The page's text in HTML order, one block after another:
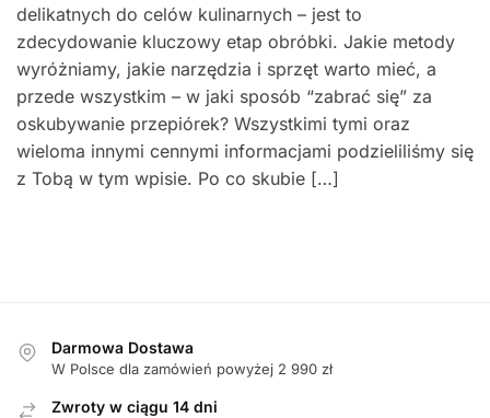
delikatnych do celów kulinarnych – jest to
zdecydowanie kluczowy etap obróbki. Jakie metody
wyróżniamy, jakie narzędzia i sprzęt warto mieć, a
przede wszystkim – w jaki sposób “zabrać się” za
oskubywanie przepiórek? Wszystkimi tymi oraz
wieloma innymi cennymi informacjami podzieliliśmy się
z Tobą w tym wpisie. Po co skubie […]
Darmowa Dostawa
W Polsce dla zamówień powyżej 2 990 zł
Zwroty w ciągu 14 dni